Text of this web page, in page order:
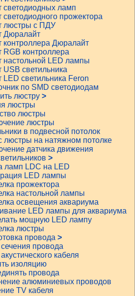
светодиодных ламп
светодиодного прожектора
люстры с ПДУ
Дюралайт
контроллера Дюралайт
RGB контроллера
настольной LED лампы
USB светильника
LED светильника Feron
по SMD светодиодам
люстру >
люстры
люстры
люстры
в подвесной потолок
люстры на натяжном потолке
датчика движения
>
ламп LDC на LED
LED лампы
прожектора
настольной лампы
освещения аквариума
LED лампы для аквариума
мощную LED лампу
люстры
провода >
провода
кабеля
изоляцию
провода
алюминиевых проводов
TV кабеля